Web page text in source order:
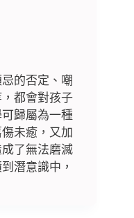
的否定、嘲
都會對孩子
歸屬為一種
未癒，又加
成了無法磨滅
潛意識中，